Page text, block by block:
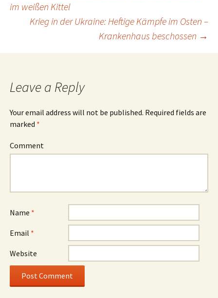
Post
navigation
im weißen Kittel
Krieg in der Ukraine: Heftige Kämpfe im Osten –
Krankenhaus beschossen →
Leave a Reply
Your email address will not be published. Required fields are
marked *
Comment
Name *
Email *
Website